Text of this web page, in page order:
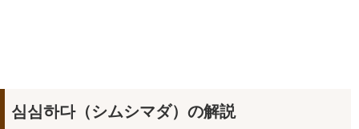
심심하다（シムシマダ）の解説